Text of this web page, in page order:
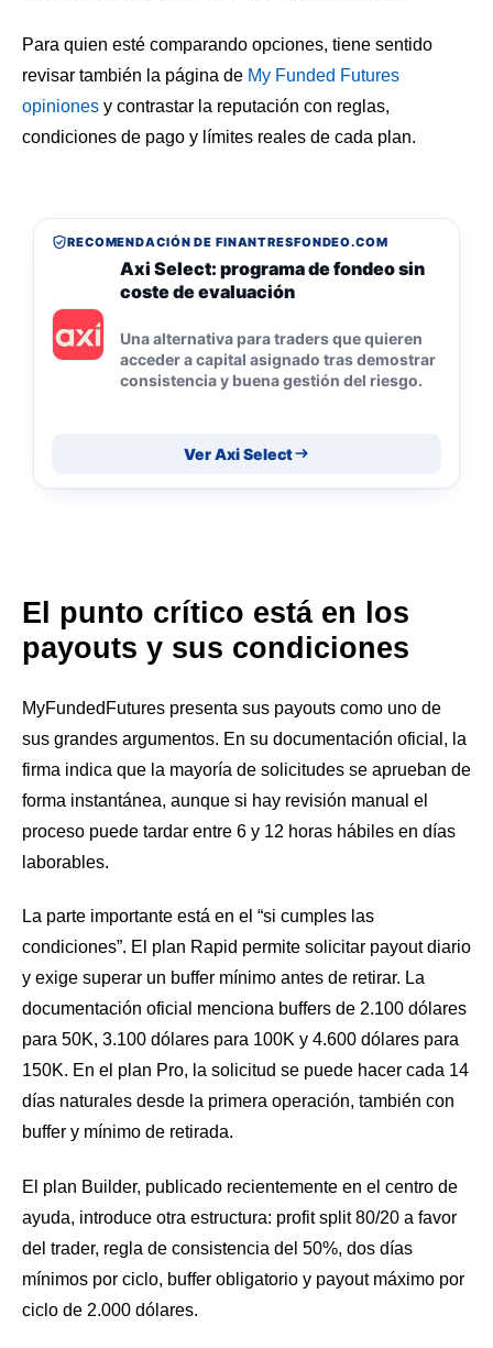
Para quien esté comparando opciones, tiene sentido
revisar también la página de My Funded Futures
opiniones y contrastar la reputación con reglas,
condiciones de pago y límites reales de cada plan.
RECOMENDACIÓN DE FINANTRESFONDEO.COM
Axi Select: programa de fondeo sin
coste de evaluación
Una alternativa para traders que quieren
acceder a capital asignado tras demostrar
consistencia y buena gestión del riesgo.
Ver Axi Select
El punto crítico está en los
payouts y sus condiciones
MyFundedFutures presenta sus payouts como uno de
sus grandes argumentos. En su documentación oficial, la
firma indica que la mayoría de solicitudes se aprueban de
forma instantánea, aunque si hay revisión manual el
proceso puede tardar entre 6 y 12 horas hábiles en días
laborables.
La parte importante está en el “si cumples las
condiciones”. El plan Rapid permite solicitar payout diario
y exige superar un buffer mínimo antes de retirar. La
documentación oficial menciona buffers de 2.100 dólares
para 50K, 3.100 dólares para 100K y 4.600 dólares para
150K. En el plan Pro, la solicitud se puede hacer cada 14
días naturales desde la primera operación, también con
buffer y mínimo de retirada.
El plan Builder, publicado recientemente en el centro de
ayuda, introduce otra estructura: profit split 80/20 a favor
del trader, regla de consistencia del 50%, dos días
mínimos por ciclo, buffer obligatorio y payout máximo por
ciclo de 2.000 dólares.